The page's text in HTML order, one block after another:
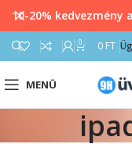
0 0 FT
MENÜ
10-20% kedvezmény